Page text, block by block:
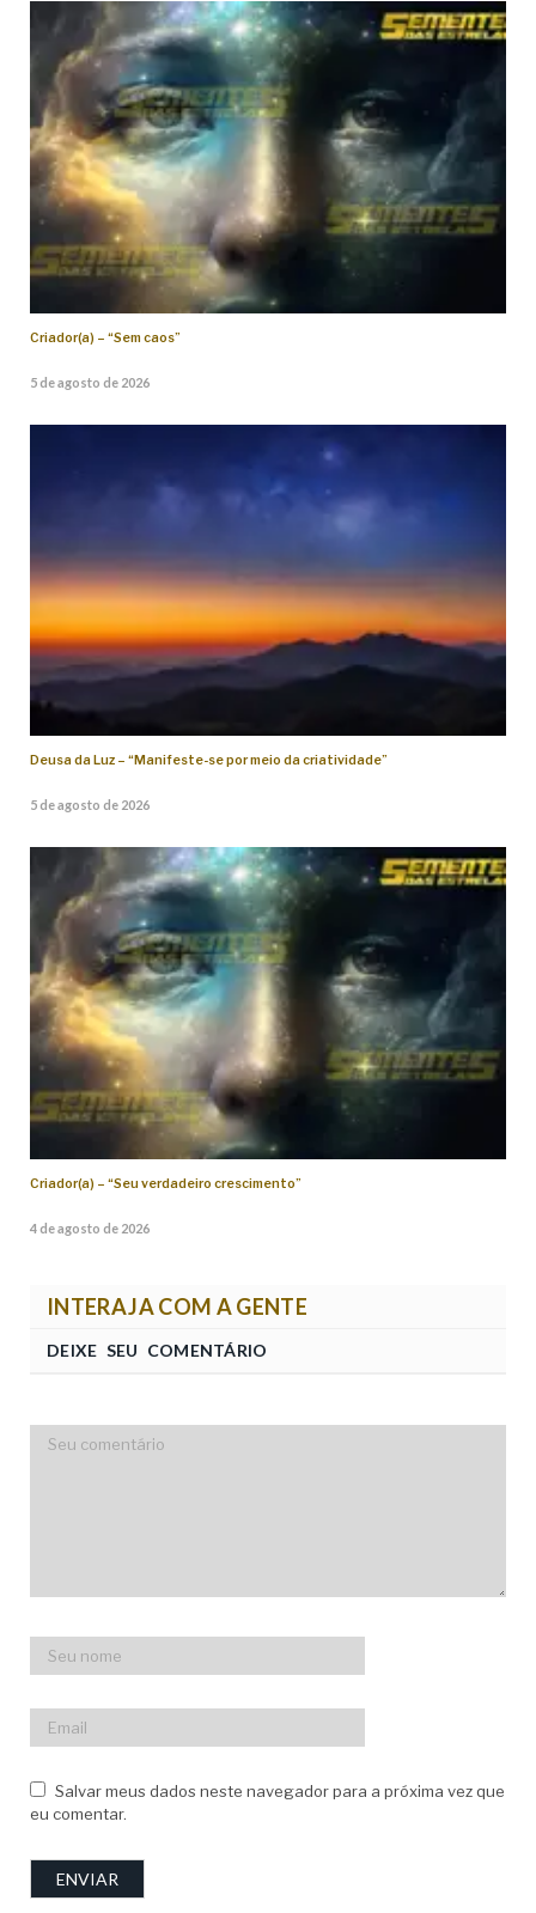
Criador(a) – “Sem caos”
5 de agosto de 2026
Deusa da Luz – “Manifeste-se por meio da criatividade”
5 de agosto de 2026
Criador(a) – “Seu verdadeiro crescimento”
4 de agosto de 2026
INTERAJA COM A GENTE
DEIXE SEU COMENTÁRIO
Salvar meus dados neste navegador para a próxima vez que
eu comentar.